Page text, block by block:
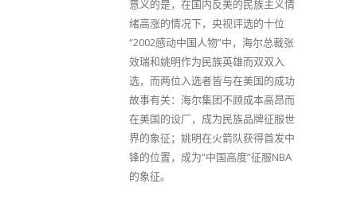
意义的是，在国内反美的民族主义情
绪高涨的情况下，央视评选的十位
“2002感动中国人物”中，海尔总裁张
效瑞和姚明作为民族英雄而双双入
选，而两位入选者皆与在美国的成功
故事有关：海尔集团不顾成本高昂而
在美国的设厂，成为民族品牌征服世
界的象征；姚明在火箭队获得首发中
锋的位置，成为“中国高度”征服NBA
的象征。